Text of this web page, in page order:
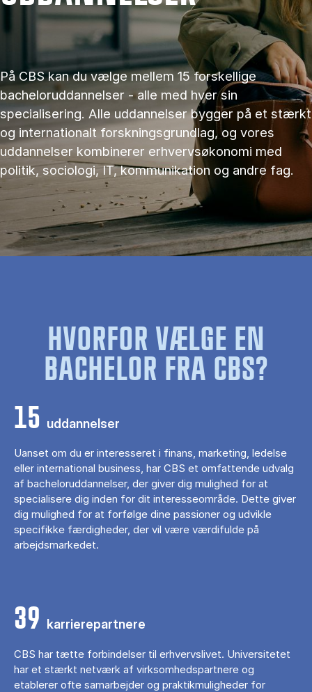
På CBS kan du vælge mellem 15 forskellige
bacheloruddannelser - alle med hver sin
specialisering. Alle uddannelser bygger på et stærkt
og internationalt forskningsgrundlag, og vores
uddannelser kombinerer erhvervsøkonomi med
politik, sociologi, IT, kommunikation og andre fag.
HVORFOR VÆLGE EN
BACHELOR FRA CBS?
15 uddannelser
Uanset om du er interesseret i finans, marketing, ledelse
eller international business, har CBS et omfattende udvalg
af bacheloruddannelser, der giver dig mulighed for at
specialisere dig inden for dit interesseområde. Dette giver
dig mulighed for at forfølge dine passioner og udvikle
specifikke færdigheder, der vil være værdifulde på
arbejdsmarkedet.
39 karrierepartnere
CBS har tætte forbindelser til erhvervslivet. Universitetet
har et stærkt netværk af virksomhedspartnere og
etablerer ofte samarbejder og praktikmuligheder for